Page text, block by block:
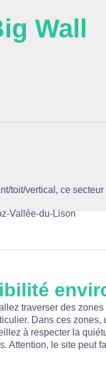
Wall
toit/vertical, ce
Vallée-du-Lison
traverser des
Dans ces
à respecter la
Attention, le site peut